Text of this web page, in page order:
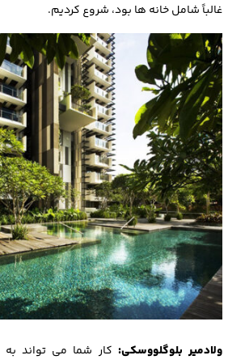
غالباً شامل خانه ها بود، شروع کردیم.
ولادمیر بلوگلووسکی: کار شما می تواند